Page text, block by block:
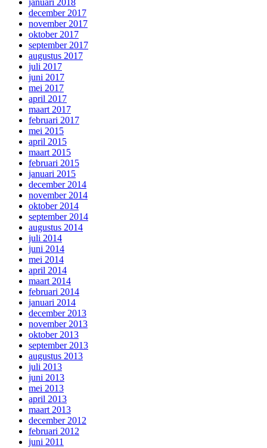
januari 2018
december 2017
november 2017
oktober 2017
september 2017
augustus 2017
juli 2017
juni 2017
mei 2017
april 2017
maart 2017
februari 2017
mei 2015
april 2015
maart 2015
februari 2015
januari 2015
december 2014
november 2014
oktober 2014
september 2014
augustus 2014
juli 2014
juni 2014
mei 2014
april 2014
maart 2014
februari 2014
januari 2014
december 2013
november 2013
oktober 2013
september 2013
augustus 2013
juli 2013
juni 2013
mei 2013
april 2013
maart 2013
december 2012
februari 2012
juni 2011